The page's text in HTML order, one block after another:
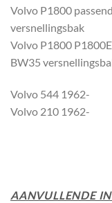
Volvo P1800
versnellingsbak
Volvo P1800
BW35
Volvo 544 1962-
Volvo 210 1962-
AANVULLENDE